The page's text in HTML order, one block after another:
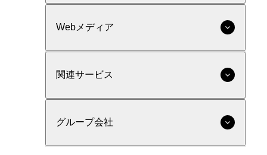
Webメディア
関連サービス
グループ会社